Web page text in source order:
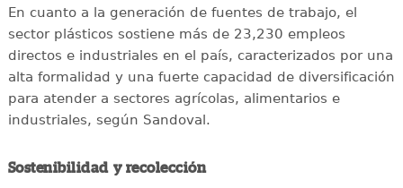
En cuanto a la generación de fuentes de trabajo, el
sector plásticos sostiene más de 23,230 empleos
directos e industriales en el país, caracterizados por una
alta formalidad y una fuerte capacidad de diversificación
para atender a sectores agrícolas, alimentarios e
industriales, según Sandoval.
Sostenibilidad y recolección